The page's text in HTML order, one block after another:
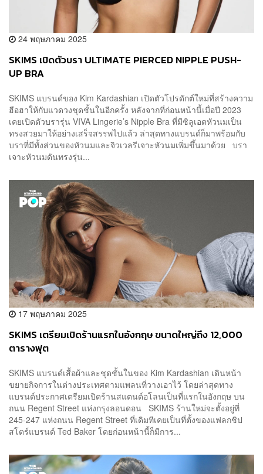
24 พฤษภาคม 2025
SKIMS เปิดตัวบรา ULTIMATE PIERCED NIPPLE PUSH-
UP BRA
SKIMS แบรนด์ของ Kim Kardashian เปิดตัวโปรดักต์ใหม่ที่สร้างความ
ฮือฮาให้กับแวดวงชุดชั้นในอีกครั้ง หลังจากที่ก่อนหน้านี้เมื่อปี 2023
เคยเปิดตัวบรารุ่น VIVA Lingerie’s Nipple Bra ที่มีซิลูเอตหัวนมเป็น
ทรงสวยมาให้อย่างเสร็จสรรพไปแล้ว ล่าสุดทางแบรนด์ก็มาพร้อมกับ
บราที่มีทั้งส่วนของหัวนมและจิวเวลรีเจาะหัวนมเพิ่มขึ้นมาด้วย บรา
เจาะหัวนมดันทรงรุ่น...
17 พฤษภาคม 2025
SKIMS เตรียมเปิดร้านแรกในอังกฤษ ขนาดใหญ่ถึง 12,000
ตารางฟุต
SKIMS แบรนด์เสื้อผ้าและชุดชั้นในของ Kim Kardashian เดินหน้า
ขยายกิจการในต่างประเทศตามแพลนที่วางเอาไว้ โดยล่าสุดทาง
แบรนด์ประกาศเตรียมเปิดร้านสแตนด์อโลนเป็นที่แรกในอังกฤษ บน
ถนน Regent Street แห่งกรุงลอนดอน SKIMS ร้านใหม่จะตั้งอยู่ที่
245-247 แห่งถนน Regent Street ที่เดิมทีเคยเป็นที่ตั้งของแฟลกชิป
สโตร์แบรนด์ Ted Baker โดยก่อนหน้านี้ก็มีการ...